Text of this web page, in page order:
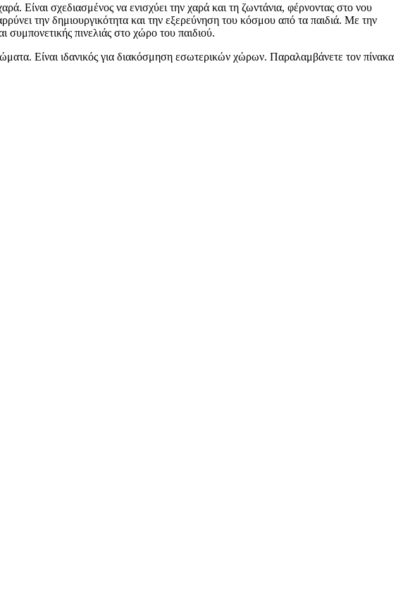
Είναι σχεδιασμένος να ενισχύει την χαρά και τη ζωντάνια, φέρνοντας στο νου
την δημιουργικότητα και την εξερεύνηση του κόσμου από τα παιδιά. Με την
συμπονετικής πινελιάς στο χώρο του παιδιού.
Είναι ιδανικός για διακόσμηση εσωτερικών χώρων. Παραλαμβάνετε τον πίνακα